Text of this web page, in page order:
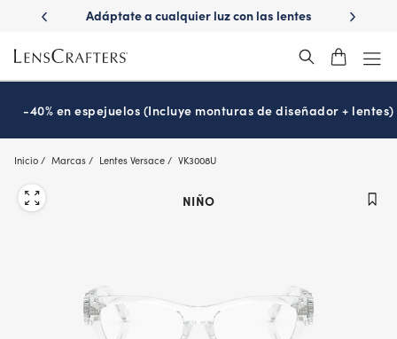
main
content
con
Adáptate a cualquier luz con las lentes
¿Es
-40% en espejuelos (Incluye monturas de diseñador + lentes)
Inicio Marcas Lentes Versace VK3008U
NIÑO